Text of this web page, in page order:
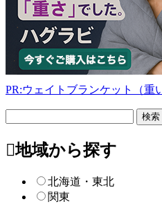
PR:ウェイトブランケット（重
ー
検地域から探す
北海道・東北
関東